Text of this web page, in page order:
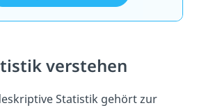
verstehen
Statistik gehört zur